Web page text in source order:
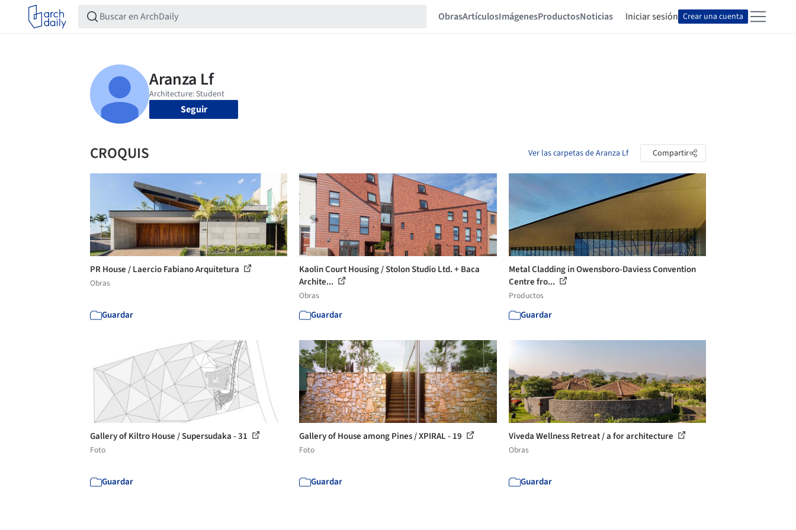
ObrasArtículosImágenesProductosNoticias Iniciar sesión Crear una cuenta
Seguir
CROQUIS Ver las carpetas de Aranza Lf Compartir
PR House / Laercio Fabiano Arquitetura
Obras
Guardar
Kaolin Court Housing / Stolon Studio Ltd. + Baca
Archite...
Obras
Guardar
Metal Cladding in Owensboro-Daviess Convention
Centre fro...
Productos
Guardar
Gallery of Kiltro House / Supersudaka - 31
Foto
Guardar
Gallery of House among Pines / XPIRAL - 19
Foto
Guardar
Viveda Wellness Retreat / a for architecture
Obras
Guardar